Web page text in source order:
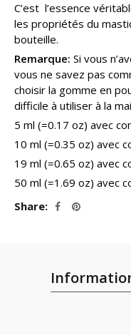
C’est l’essence
les propriétés du
bouteille.
Remarque: Si vous
vous ne savez pas
choisir la gomme en
difficile à utiliser à la
5 ml (=0.17 oz) avec
10 ml (=0.35 oz) avec
19 ml (=0.65 oz) avec
50 ml (=1.69 oz) avec
Share